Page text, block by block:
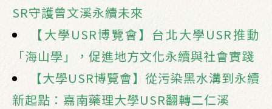
SR守護曾文溪永續未來
【大學USR博覽會】台北大學USR推動
「海山學」，促進地方文化永續與社會實踐
【大學USR博覽會】從污染黑水溝到永續
新起點：嘉南藥理大學USR翻轉二仁溪